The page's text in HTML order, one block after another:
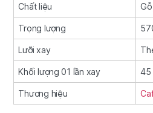
Chất liệu
Trọng lượng
Lưỡi xay
Khối lượng 01 lần xay 45
Thương hiệu